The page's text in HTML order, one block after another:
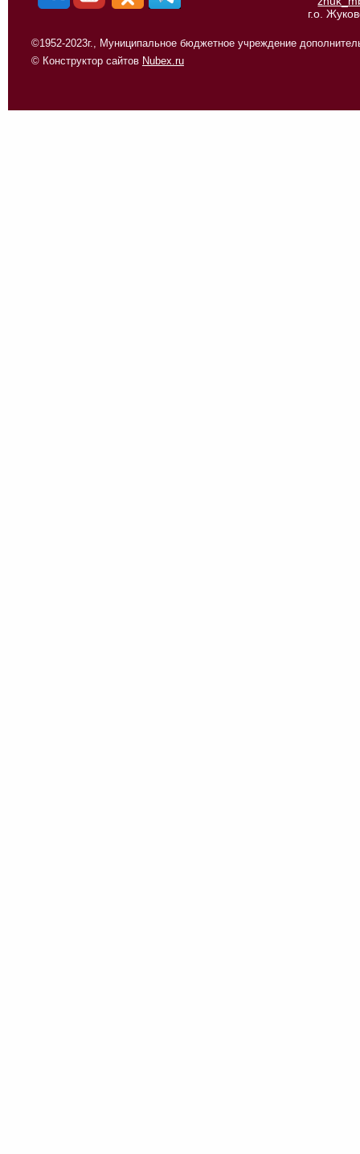
г.о.
©1952-2023г., Муниципальное бюджетное учреждение
© Конструктор сайтов Nubex.ru